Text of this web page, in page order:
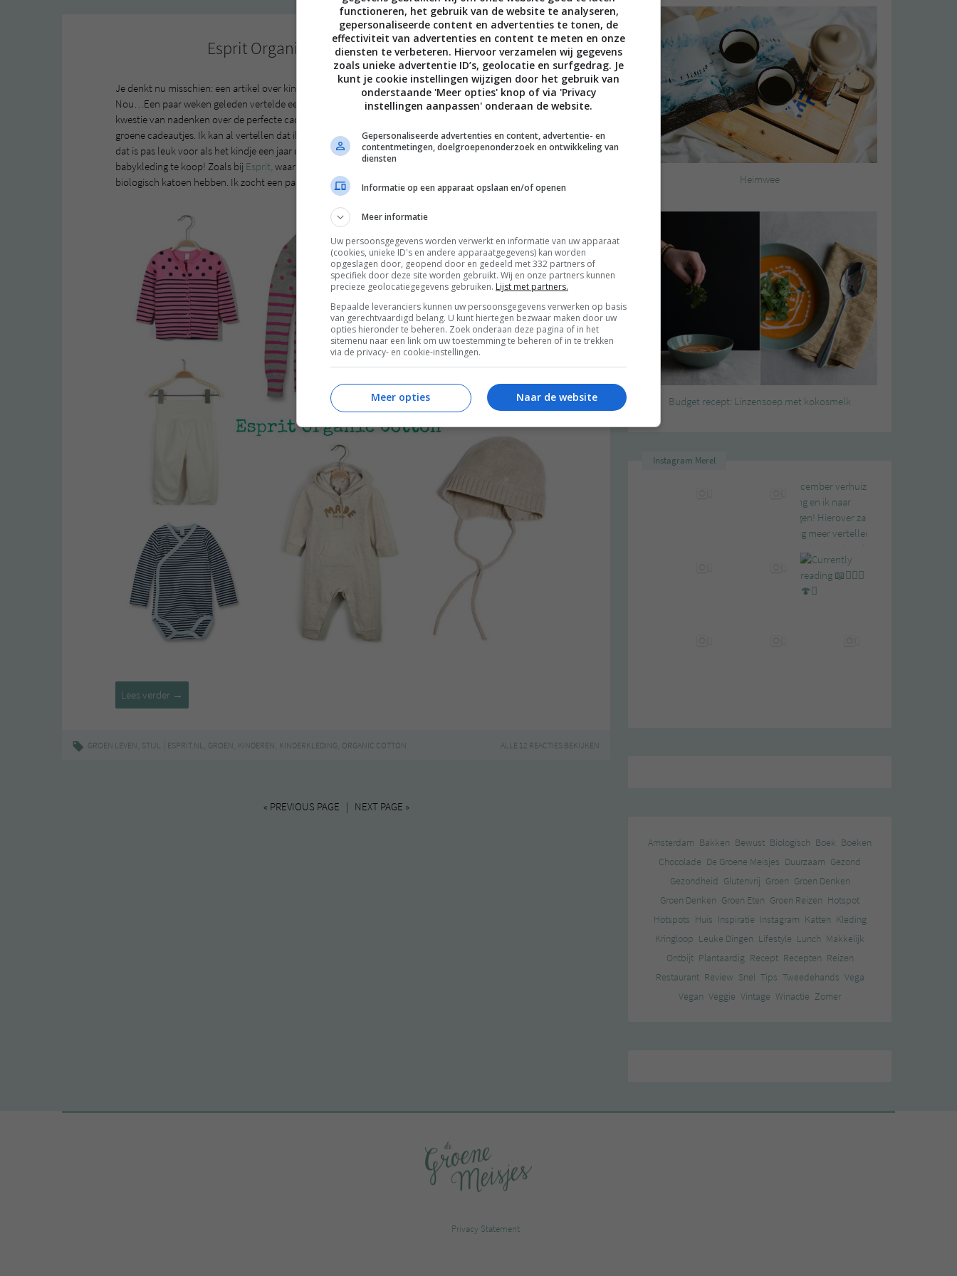
2013
Esprit Organic Cotton – kids collectie
Je denkt nu misschien: een artikel over kinderen op De Groene Meisjes? Dat is toch niks voor jullie?
Nou…Een paar weken geleden vertelde een vriendinnetje dat ze zwanger is. Hoera! Nu is het een
kwestie van nadenken over de perfecte cadeautjes. Je snapt dat wij graag op zoek gaan naar de leukste
groene cadeautjes. Ik kan al vertellen dat ik een geweldig vintage regenjasje in gedachten heb. Maarja,
dat is pas leuk voor als het kindje een jaar of 2 oud is. Duurt lang. Gelukkig is er ook heel leuke ‘groene’
babykleding te koop! Zoals bij Esprit, waar ze een vrij uitgebreide collectie kinderkleding gemaakt van
biologisch katoen hebben. Ik zocht een paar schattige items uit:
Lees verder Esprit
Organic
–
→
GROEN LEVEN, STIJL ESPRIT.NL, GROEN, KINDEREN, KINDERKLEDING, ORGANIC COTTON ALLE 12 REACTIES BEKIJKEN
« PREVIOUS PAGE | NEXT PAGE »
Heimwee
Budget recept: Linzensoep met kokosmelk
Instagram Merel
Amsterdam Bakken Bewust Biologisch Boek Boeken
Chocolade De Groene Meisjes Duurzaam Gezond
Gezondheid Glutenvrij Groen Groen Denken
Groen Denken Groen Eten Groen Reizen Hotspot
Hotspots Huis Inspiratie Instagram Katten Kleding
Kringloop Leuke Dingen Lifestyle Lunch Makkelijk
Ontbijt Plantaardig Recept Recepten Reizen
Restaurant Review Snel Tips Tweedehands Vega
Vegan Veggie Vintage Winactie Zomer
Privacy Statement
functioneren, het gebruik van de website te analyseren,
gepersonaliseerde content en advertenties te tonen, de
effectiviteit van advertenties en content te meten en onze
diensten te verbeteren. Hiervoor verzamelen wij gegevens
zoals unieke advertentie ID’s, geolocatie en surfgedrag. Je
kunt je cookie instellingen wijzigen door het gebruik van
onderstaande 'Meer opties' knop of via 'Privacy
instellingen aanpassen' onderaan de website.
Gepersonaliseerde advertenties en content, advertentie- en
contentmetingen, doelgroepenonderzoek en ontwikkeling van
diensten
Informatie op een apparaat opslaan en/of openen
Meer informatie
Uw persoonsgegevens worden verwerkt en informatie van uw apparaat
(cookies, unieke ID's en andere apparaatgegevens) kan worden
opgeslagen door, geopend door en gedeeld met 332 partners of
specifiek door deze site worden gebruikt. Wij en onze partners kunnen
precieze geolocatiegegevens gebruiken. Lijst met partners.
Bepaalde leveranciers kunnen uw persoonsgegevens verwerken op basis
van gerechtvaardigd belang. U kunt hiertegen bezwaar maken door uw
opties hieronder te beheren. Zoek onderaan deze pagina of in het
sitemenu naar een link om uw toestemming te beheren of in te trekken
via de privacy- en cookie-instellingen.
Naar de website
Meer opties